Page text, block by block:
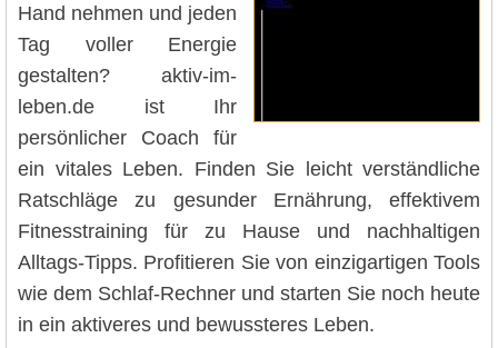
Hand nehmen und jeden
Tag voller Energie
gestalten? aktiv-im-
leben.de ist Ihr
persönlicher Coach für
ein vitales Leben. Finden Sie leicht verständliche
Ratschläge zu gesunder Ernährung, effektivem
Fitnesstraining für zu Hause und nachhaltigen
Alltags-Tipps. Profitieren Sie von einzigartigen Tools
wie dem Schlaf-Rechner und starten Sie noch heute
in ein aktiveres und bewussteres Leben.